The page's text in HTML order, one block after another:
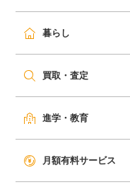
暮らし
買取・査定
進学・教育
月額有料サービス